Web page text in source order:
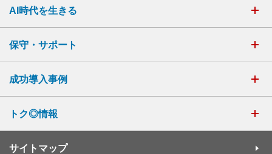
AI時代を生きる
保守・サポート
成功導入事例
トク◎情報
サイトマップ